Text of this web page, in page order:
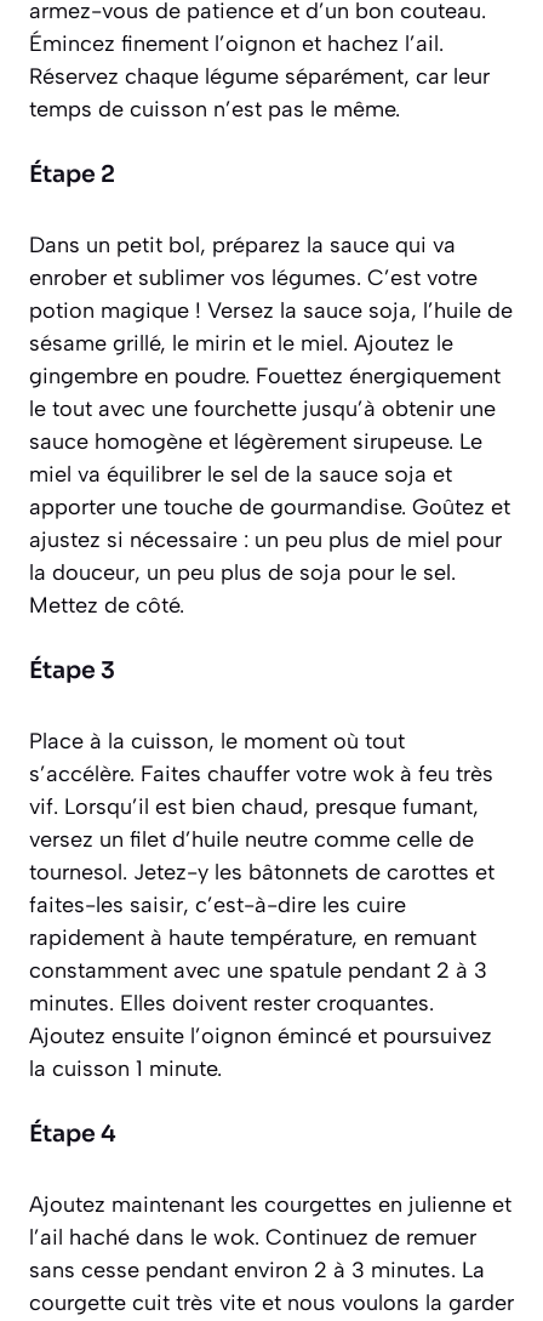
armez-vous de patience et d’un bon couteau.
Émincez finement l’oignon et hachez l’ail.
Réservez chaque légume séparément, car leur
temps de cuisson n’est pas le même.
Étape 2
Dans un petit bol, préparez la sauce qui va
enrober et sublimer vos légumes. C’est votre
potion magique ! Versez la sauce soja, l’huile de
sésame grillé, le mirin et le miel. Ajoutez le
gingembre en poudre. Fouettez énergiquement
le tout avec une fourchette jusqu’à obtenir une
sauce homogène et légèrement sirupeuse. Le
miel va équilibrer le sel de la sauce soja et
apporter une touche de gourmandise. Goûtez et
ajustez si nécessaire : un peu plus de miel pour
la douceur, un peu plus de soja pour le sel.
Mettez de côté.
Étape 3
Place à la cuisson, le moment où tout
s’accélère. Faites chauffer votre wok à feu très
vif. Lorsqu’il est bien chaud, presque fumant,
versez un filet d’huile neutre comme celle de
tournesol. Jetez-y les bâtonnets de carottes et
faites-les saisir, c’est-à-dire les cuire
rapidement à haute température, en remuant
constamment avec une spatule pendant 2 à 3
minutes. Elles doivent rester croquantes.
Ajoutez ensuite l’oignon émincé et poursuivez
la cuisson 1 minute.
Étape 4
Ajoutez maintenant les courgettes en julienne et
l’ail haché dans le wok. Continuez de remuer
sans cesse pendant environ 2 à 3 minutes. La
courgette cuit très vite et nous voulons la garder